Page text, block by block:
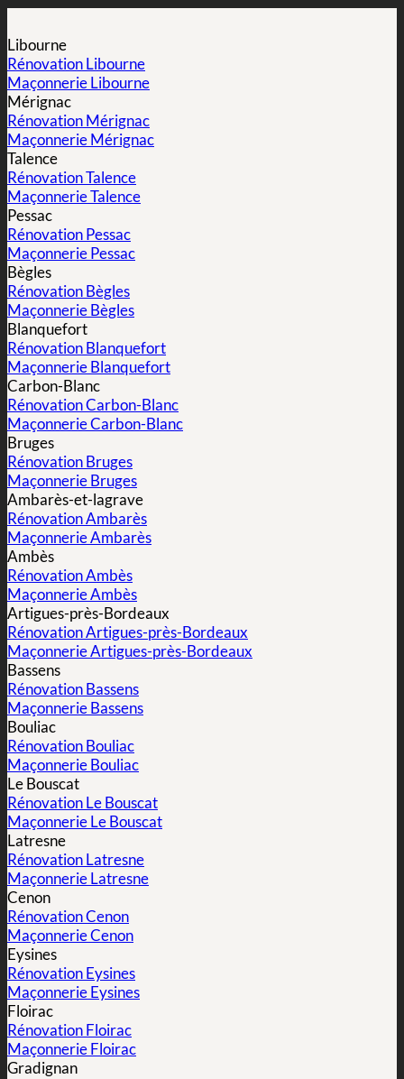
Libourne
Rénovation Libourne
Maçonnerie Libourne
Mérignac
Rénovation Mérignac
Maçonnerie Mérignac
Talence
Rénovation Talence
Maçonnerie Talence
Pessac
Rénovation Pessac
Maçonnerie Pessac
Bègles
Rénovation Bègles
Maçonnerie Bègles
Blanquefort
Rénovation Blanquefort
Maçonnerie Blanquefort
Carbon-Blanc
Rénovation Carbon-Blanc
Maçonnerie Carbon-Blanc
Bruges
Rénovation Bruges
Maçonnerie Bruges
Ambarès-et-lagrave
Rénovation Ambarès
Maçonnerie Ambarès
Ambès
Rénovation Ambès
Maçonnerie Ambès
Artigues-près-Bordeaux
Rénovation Artigues-près-Bordeaux
Maçonnerie Artigues-près-Bordeaux
Bassens
Rénovation Bassens
Maçonnerie Bassens
Bouliac
Rénovation Bouliac
Maçonnerie Bouliac
Le Bouscat
Rénovation Le Bouscat
Maçonnerie Le Bouscat
Latresne
Rénovation Latresne
Maçonnerie Latresne
Cenon
Rénovation Cenon
Maçonnerie Cenon
Eysines
Rénovation Eysines
Maçonnerie Eysines
Floirac
Rénovation Floirac
Maçonnerie Floirac
Gradignan